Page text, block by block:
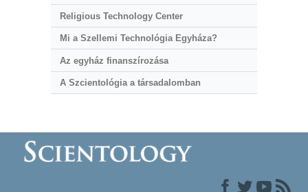
Religious Technology Center
Mi a Szellemi Technológia Egyháza?
Az egyház finanszírozása
A Szcientológia a társadalomban